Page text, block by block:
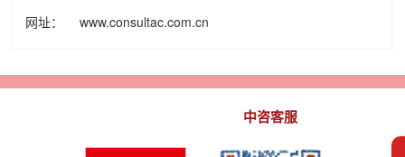
网址：
www.consultac.com.cn
中咨客服